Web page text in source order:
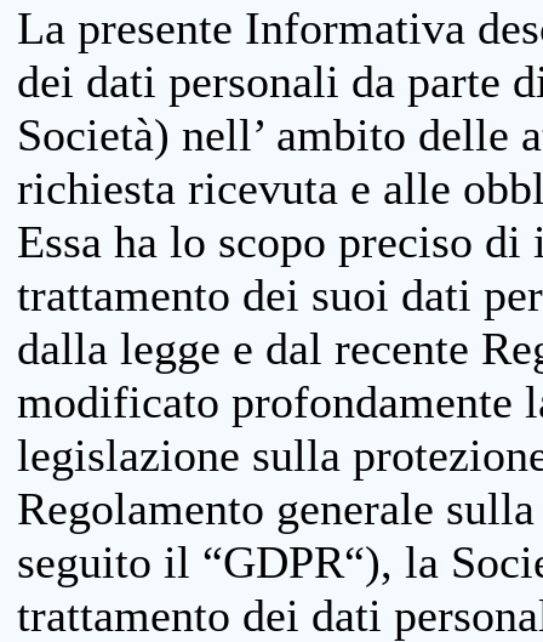
La presente Informativa
dei dati personali da parte
Società) nell’ ambito delle
richiesta ricevuta e alle
Essa ha lo scopo preciso
trattamento dei suoi dati
dalla legge e dal recente
modificato profondamente
legislazione sulla
Regolamento generale
seguito il “GDPR“), la
trattamento dei dati